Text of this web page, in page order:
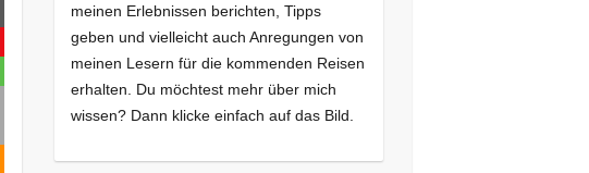
meinen Erlebnissen berichten, Tipps
geben und vielleicht auch Anregungen von
meinen Lesern für die kommenden Reisen
erhalten. Du möchtest mehr über mich
wissen? Dann klicke einfach auf das Bild.